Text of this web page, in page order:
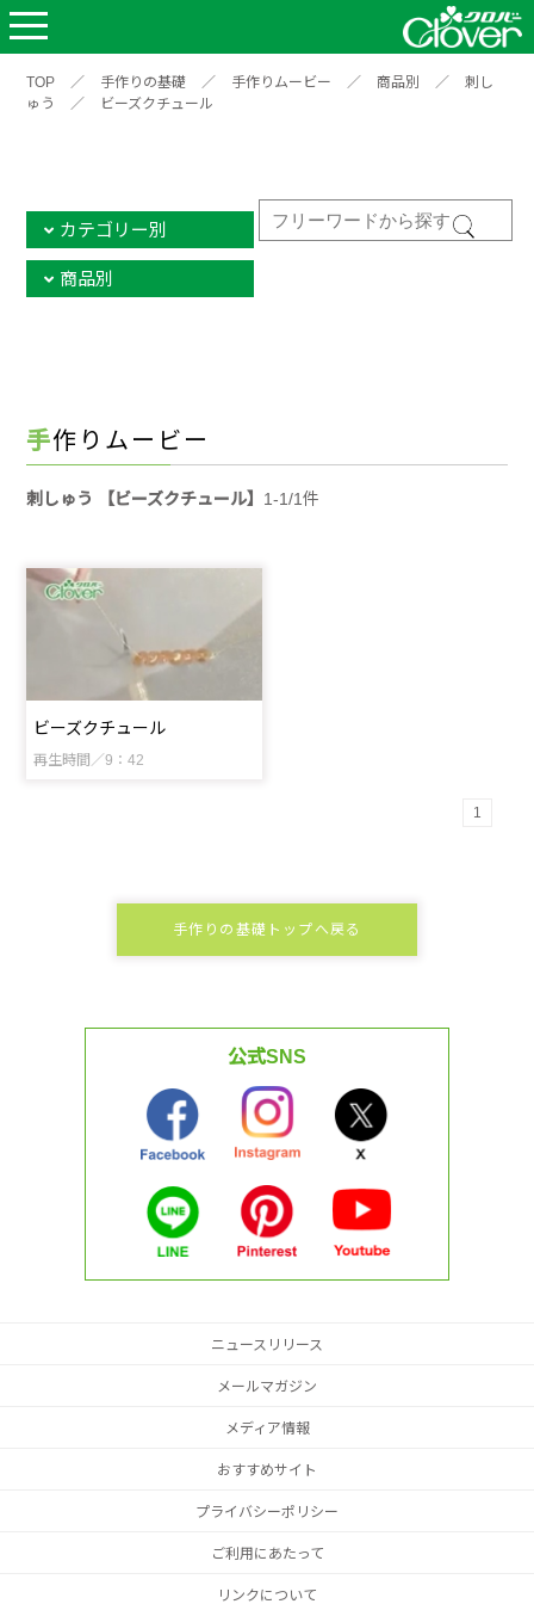
TOP ／ 手作りの基礎 ／ 手作りムービー ／ 商品別 ／
刺し
ゅう
／ ビーズクチュール
カテゴリー別
商品別
手作りムービー
刺しゅう 【ビーズクチュール】 1-1/1件
ビーズクチュール
再生時間／9：42
1
手作りの基礎トップへ戻る
公式SNS
ニュースリリース
メールマガジン
メディア情報
おすすめサイト
プライバシーポリシー
ご利用にあたって
リンクについて